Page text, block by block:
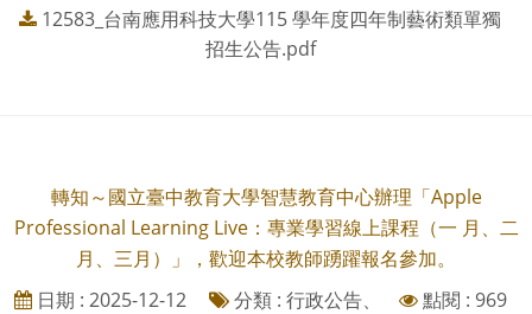
12583_台南應用科技大學115 學年度四年制藝術類單獨
招生公告.pdf
轉知～國立臺中教育大學智慧教育中心辦理「Apple
Professional Learning Live：專業學習線上課程（一 月、二
月、三月）」，歡迎本校教師踴躍報名參加。
日期 : 2025-12-12
分類 : 行政公告、
點閱 : 969